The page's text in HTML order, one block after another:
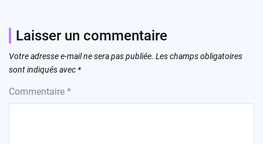
Laisser un commentaire
Votre adresse e-mail ne sera pas publiée. Les champs obligatoires
sont indiqués avec *
Commentaire *